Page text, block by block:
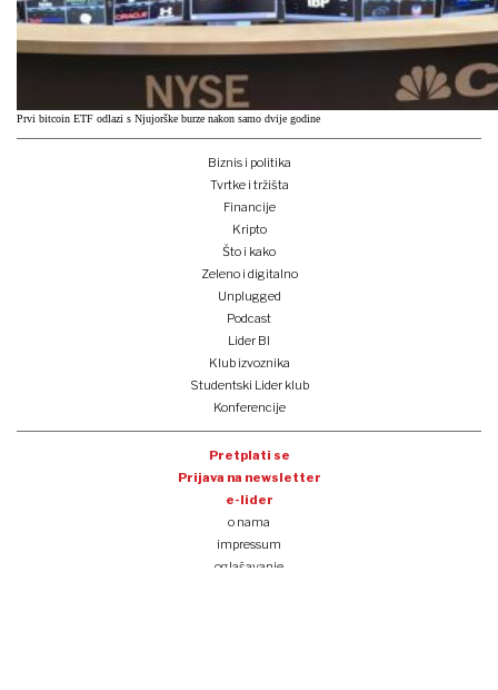
Prvi bitcoin ETF odlazi s Njujorške burze nakon samo dvije godine
Biznis i politika
Tvrtke i tržišta
Financije
Kripto
Što i kako
Zeleno i digitalno
Unplugged
Podcast
Lider BI
Klub izvoznika
Studentski Lider klub
Konferencije
Pretplati se
Prijava na newsletter
e-lider
o nama
impressum
oglašavanje